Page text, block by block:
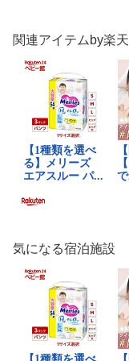
関連アイテムby楽天
気になる宿泊施設